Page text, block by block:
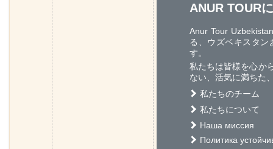
ANUR TOUR
Anur Tour
る、ウズベキスタ
す。
私たちは皆様を心か
ない、活気に満ちた
私たちのチーム
私たちについて
Наша миссия
Политика